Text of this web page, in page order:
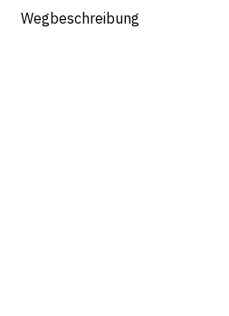
Wegbeschreibung